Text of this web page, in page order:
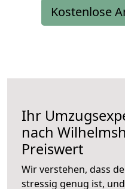
Kostenlose
Ihr
nach
Preiswert
Wir verstehen, dass
stressig genug ist,